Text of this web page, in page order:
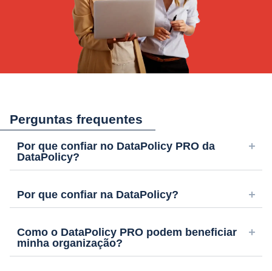
Perguntas frequentes
Por que confiar no DataPolicy PRO da
DataPolicy?
Por que confiar na DataPolicy?
Como o DataPolicy PRO podem beneficiar
minha organização?